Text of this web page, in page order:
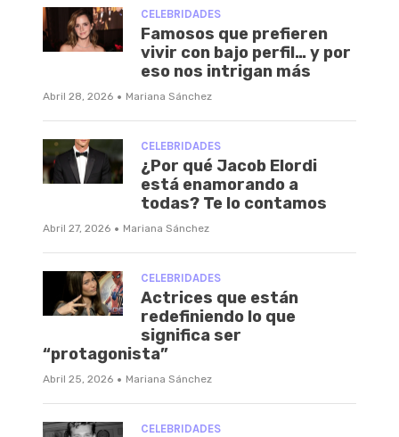
CELEBRIDADES
Famosos que prefieren
vivir con bajo perfil… y por
eso nos intrigan más
Abril 28, 2026 · Mariana Sánchez
CELEBRIDADES
¿Por qué Jacob Elordi
está enamorando a
todas? Te lo contamos
Abril 27, 2026 · Mariana Sánchez
CELEBRIDADES
Actrices que están
redefiniendo lo que
significa ser
“protagonista”
Abril 25, 2026 · Mariana Sánchez
CELEBRIDADES